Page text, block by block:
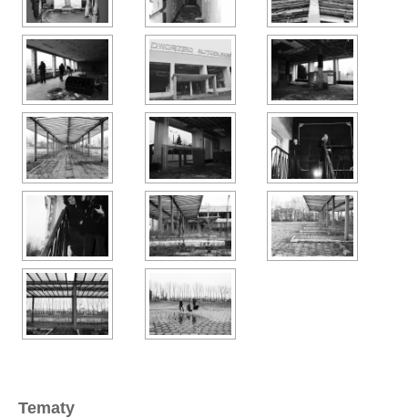
Tematy